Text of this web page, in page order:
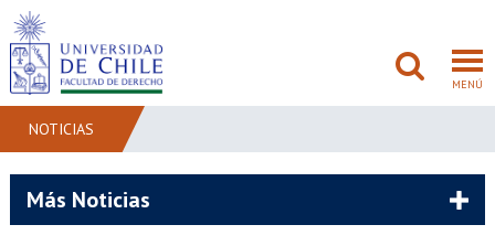
MENÚ
NOTICIAS
Más Noticias